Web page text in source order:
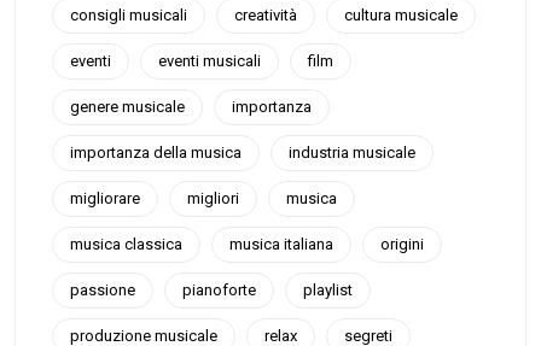
consigli musicali creatività cultura musicale
eventi eventi musicali film
genere musicale importanza
importanza della musica industria musicale
migliorare migliori musica
musica classica musica italiana origini
passione pianoforte playlist
produzione musicale relax segreti